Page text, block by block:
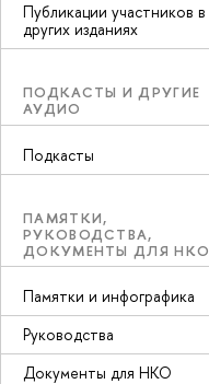
Публикации участников в
других изданиях
ПОДКАСТЫ И ДРУГИЕ
АУДИО
Подкасты
ПАМЯТКИ,
РУКОВОДСТВА,
ДОКУМЕНТЫ ДЛЯ НКО
Памятки и инфографика
Руководства
Документы для НКО